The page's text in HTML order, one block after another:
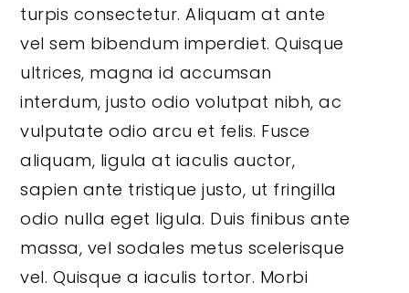
turpis consectetur. Aliquam at ante
vel sem bibendum imperdiet. Quisque
ultrices, magna id accumsan
interdum, justo odio volutpat nibh, ac
vulputate odio arcu et felis. Fusce
aliquam, ligula at iaculis auctor,
sapien ante tristique justo, ut fringilla
odio nulla eget ligula. Duis finibus ante
massa, vel sodales metus scelerisque
vel. Quisque a iaculis tortor. Morbi